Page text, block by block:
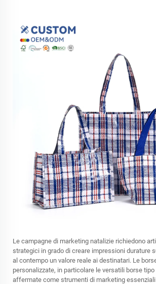
Le campagne di marketing natalizie richiedono
strategici in grado di creare impressioni durature
al contempo un valore reale ai destinatari. Le
personalizzate, in particolare le versatili borse
affermate come strumenti di marketing